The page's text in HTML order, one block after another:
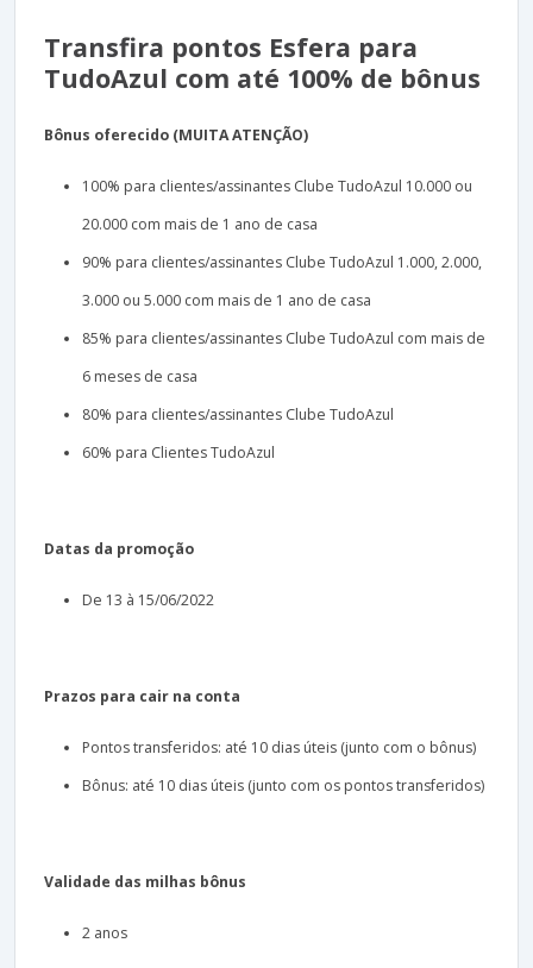
Transfira pontos Esfera para
TudoAzul com até 100% de bônus
Bônus oferecido (MUITA ATENÇÃO)
100% para clientes/assinantes Clube TudoAzul 10.000 ou
20.000 com mais de 1 ano de casa
90% para clientes/assinantes Clube TudoAzul 1.000, 2.000,
3.000 ou 5.000 com mais de 1 ano de casa
85% para clientes/assinantes Clube TudoAzul com mais de
6 meses de casa
80% para clientes/assinantes Clube TudoAzul
60% para Clientes TudoAzul
Datas da promoção
De 13 à 15/06/2022
Prazos para cair na conta
Pontos transferidos: até 10 dias úteis (junto com o bônus)
Bônus: até 10 dias úteis (junto com os pontos transferidos)
Validade das milhas bônus
2 anos